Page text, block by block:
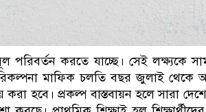
পরিবর্তন করতে যাচ্ছে। সেই লক্ষ্যকে
মাফিক চলতি বছর জুলাই থেকে
করা হবে। প্রকল্প বাস্তবায়ন হলে সারা